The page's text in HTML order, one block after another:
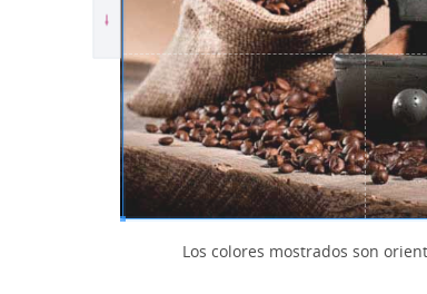
Los colores mostrados son